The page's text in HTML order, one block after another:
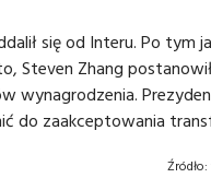
się od Interu. Po tym
Steven Zhang
wynagrodzenia.
do zaakceptowania
Źródło: